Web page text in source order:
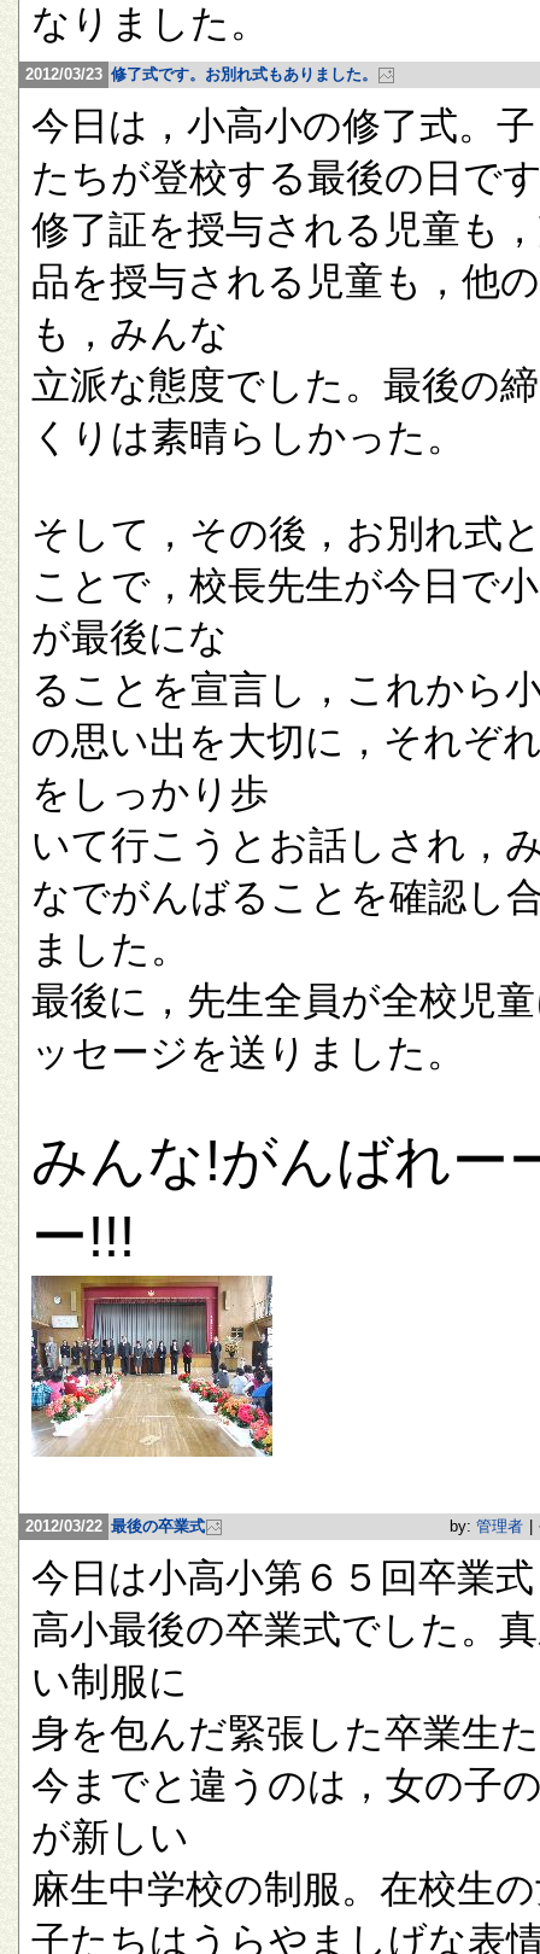
なりました。
2012/03/23 修了式です。お別れ式もありました。
今日は，小高小の修了式。
たちが登校する最後の日で
修了証を授与される児童も
品を授与される児童も，他
も，みんな
立派な態度でした。最後の
くりは素晴らしかった。
そして，その後，お別れ式
ことで，校長先生が今日で
が最後にな
ることを宣言し，これから
の思い出を大切に，それぞ
をしっかり歩
いて行こうとお話しされ，
なでがんばることを確認し
ました。
最後に，先生全員が全校児
ッセージを送りました。
みんな!がんばれー
ー!!!
2012/03/22 最後の卒業式 by: 管理者
今日は小高小第６５回卒業
高小最後の卒業式でした。
い制服に
身を包んだ緊張した卒業生
今までと違うのは，女の子
が新しい
麻生中学校の制服。在校生
子たちはうらやましげな表